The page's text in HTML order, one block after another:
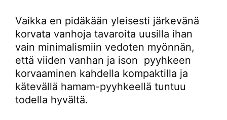
Vaikka en pidäkään yleisesti järkevänä
korvata vanhoja tavaroita uusilla ihan
vain minimalismiin vedoten myönnän,
että viiden vanhan ja ison pyyhkeen
korvaaminen kahdella kompaktilla ja
kätevällä hamam-pyyhkeellä tuntuu
todella hyvältä.